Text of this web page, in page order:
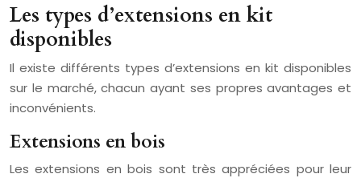
Les types d’extensions en kit
disponibles
Il existe différents types d’extensions en kit disponibles
sur le marché, chacun ayant ses propres avantages et
inconvénients.
Extensions en bois
Les extensions en bois sont très appréciées pour leur